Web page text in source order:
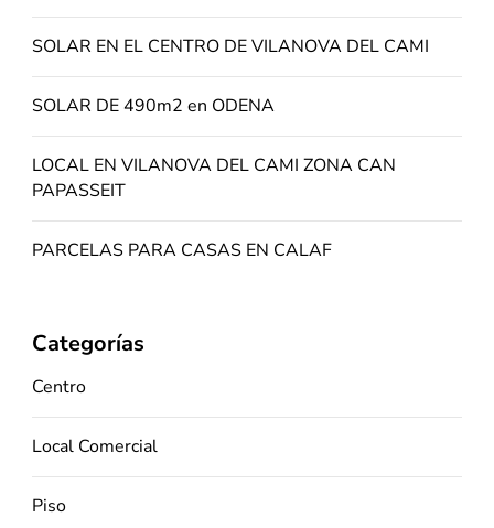
SOLAR EN EL CENTRO DE VILANOVA DEL CAMI
SOLAR DE 490m2 en ODENA
LOCAL EN VILANOVA DEL CAMI ZONA CAN
PAPASSEIT
PARCELAS PARA CASAS EN CALAF
Categorías
Centro
Local Comercial
Piso